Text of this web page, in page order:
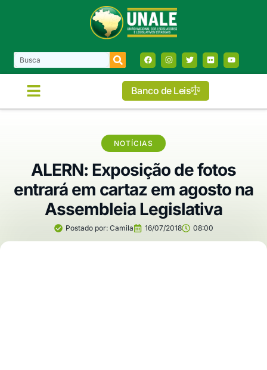
Banco de Leis
NOTÍCIAS
ALERN: Exposição de fotos
entrará em cartaz em agosto na
Assembleia Legislativa
Postado por:Camila 16/07/2018 08:00